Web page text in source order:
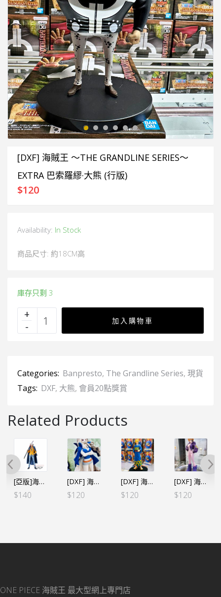
[DXF] 海賊王 ～THE GRANDLINE SERIES～
EXTRA 巴索羅繆·大熊 (行版)
$120
Availability: In Stock
商品尺寸: 約18CM高
庫存只剩 3
加入購物車
Categories: Banpresto, The Grandline Series, 現貨
Tags: DXF, 大熊, 會員20點獎賞
Related Products
[亞版]海賊王DXF～THE GRANDLINE MEN～和之國 vol.19 特拉法爾嘉·D·沃特爾·羅
$140
[DXF] 海賊王 THE GRANDLINE LDAY vol.10月亮獅子 萬妲（行）
$120
[DXF] 海賊王 THE GRANDLINE SERIES～和之國 浴衣造型 山治（行）
$120
[DXF] 海賊王 THE GRANDLINE SERIES Dr. 貝加龐克 莉莉絲(惡)（行）
$120
ONE PIECE 海賊王 最大型網上專門店